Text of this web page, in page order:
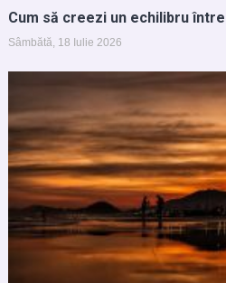
Cum să creezi un echilibru
Sâmbătă, 18 Iulie 2026